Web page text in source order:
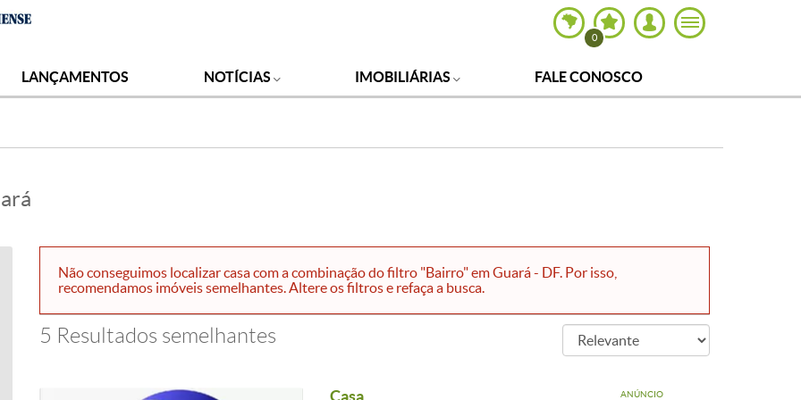
0
LANÇAMENTOS NOTÍCIAS IMOBILIÁRIAS FALE CONOSCO
Não conseguimos localizar casa com a combinação do filtro "Bairro" em Guará - DF. Por isso,
recomendamos imóveis semelhantes. Altere os filtros e refaça a busca.
5 Resultados semelhantes
ANÚNCIO
Casa